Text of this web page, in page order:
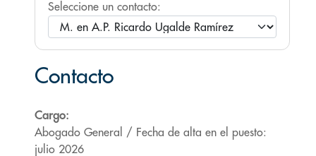
Seleccione un contacto:
Contacto
Cargo:
Abogado General / Fecha de alta en el puesto:
julio 2026